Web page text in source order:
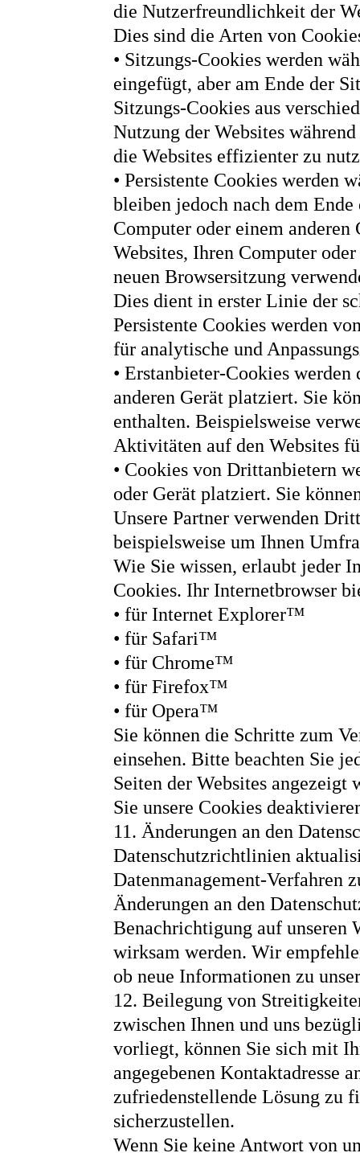
die Nutzerfreundlichkeit der
Dies sind die Arten von
• Sitzungs-Cookies werden
eingefügt, aber am Ende der
Sitzungs-Cookies aus
Nutzung der Websites
die Websites effizienter zu
• Persistente Cookies werden
bleiben jedoch nach dem
Computer oder einem anderen
Websites, Ihren Computer
neuen Browsersitzung
Dies dient in erster Linie der
Persistente Cookies werden
für analytische und
• Erstanbieter-Cookies
anderen Gerät platziert. Sie
enthalten. Beispielsweise
Aktivitäten auf den Websites
• Cookies von Drittanbietern
oder Gerät platziert. Sie
Unsere Partner verwenden
beispielsweise um Ihnen
Wie Sie wissen, erlaubt jeder
Cookies. Ihr Internetbrowser
• für Internet Explorer™
• für Safari™
• für Chrome™
• für Firefox™
• für Opera™
Sie können die Schritte zum
einsehen. Bitte beachten Sie
Seiten der Websites angezeigt
Sie unsere Cookies
11. Änderungen an den
Datenschutzrichtlinien
Datenmanagement-Verfahren
Änderungen an den
Benachrichtigung auf unseren
wirksam werden. Wir
ob neue Informationen zu
12. Beilegung von
zwischen Ihnen und uns
vorliegt, können Sie sich mit
angegebenen Kontaktadresse
zufriedenstellende Lösung zu
sicherzustellen.
Wenn Sie keine Antwort von